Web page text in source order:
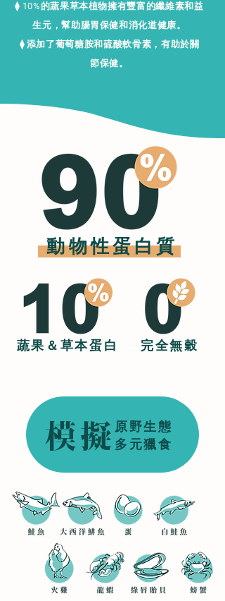
⧫ 10%的蔬果草本植物擁有豐富的纖維素和益
生元，幫助腸胃保健和消化道健康。
⧫ 添加了葡萄糖胺和硫酸軟骨素，有助於關
節保健。
​動物性蛋白質
蔬果＆草本蛋白 完全無穀
​模擬 原野生態
​多元獵食